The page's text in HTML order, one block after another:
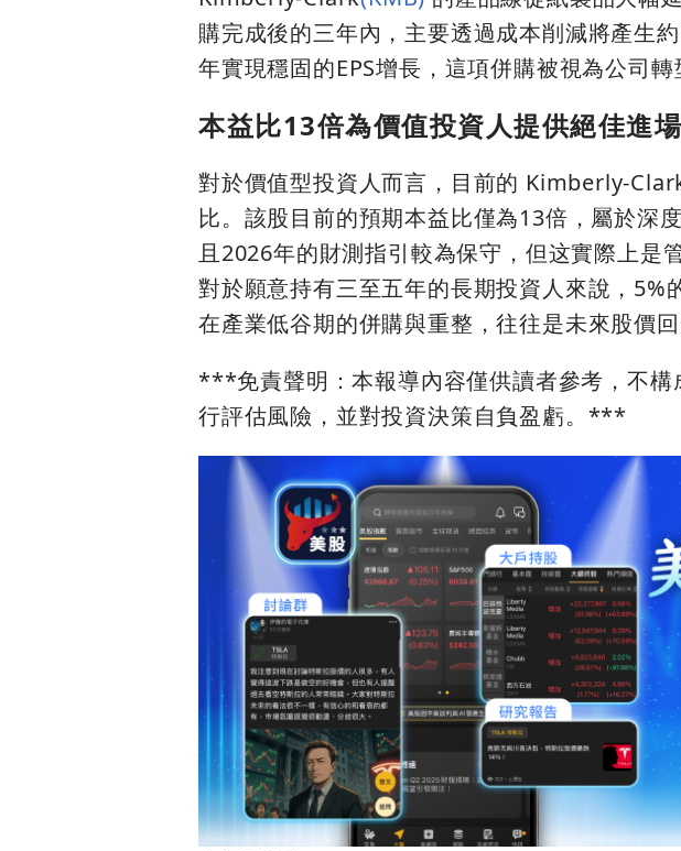
購完成後的三年內，主要透過成本削減將產生
年實現穩固的EPS增長，這項併購被視為公司轉
本益比13倍為價值投資人提供絕佳進
對於價值型投資人而言，目前的 Kimberly-
比。該股目前的預期本益比僅為13倍，屬於深
且2026年的財測指引較為保守，但这實際上是
對於願意持有三至五年的長期投資人來說，5%
在產業低谷期的併購與重整，往往是未來股價回
***免責聲明：本報導內容僅供讀者參考，不構
行評估風險，並對投資決策自負盈虧。***